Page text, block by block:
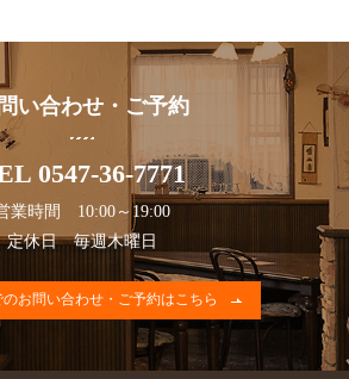
い合わせ・ご予約
0547-36-7771
業時間 10:00～19:00
定休日 毎週木曜日
のお問い合わせ・ご予約はこちら